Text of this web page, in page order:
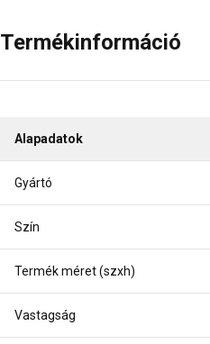
Termékinformáció
Alapadatok
Gyártó
Szín
Termék méret (szxh)
Vastagság